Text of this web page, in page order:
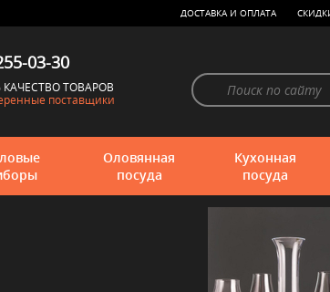
ДОСТАВКА И ОПЛАТА
03-30
КАЧЕСТВО ТОВАРОВ
поставщики
Оловянная
посуда
Кухонная
посуда